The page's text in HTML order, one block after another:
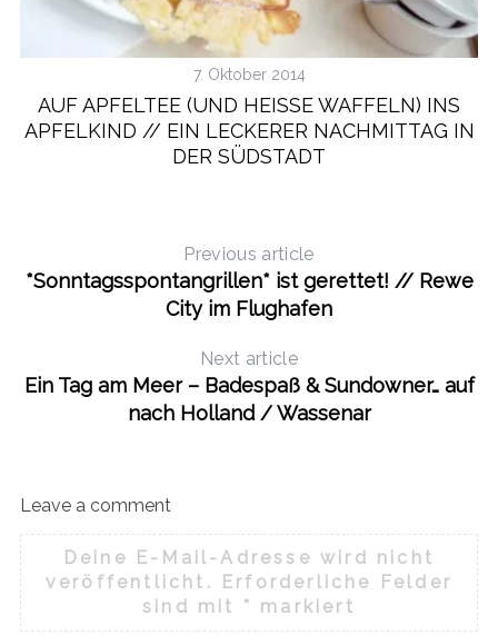
7. Oktober 2014
AUF APFELTEE (UND HEISSE WAFFELN) INS
APFELKIND // EIN LECKERER NACHMITTAG IN
DER SÜDSTADT
Previous article
*Sonntagsspontangrillen* ist gerettet! // Rewe
City im Flughafen
Next article
Ein Tag am Meer – Badespaß & Sundowner… auf
nach Holland / Wassenar
Leave a comment
Deine E-Mail-Adresse wird nicht
veröffentlicht.
Erforderliche Felder
sind mit * markiert